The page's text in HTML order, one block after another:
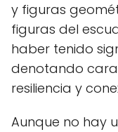
y figuras
figuras del
haber tenido
denotando
resiliencia y
Aunque no hay